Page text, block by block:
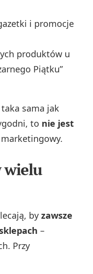
i promocje
produktów u
Piątku”
taka sama jak
to nie jest
wielu
byzawsze
–
Przy